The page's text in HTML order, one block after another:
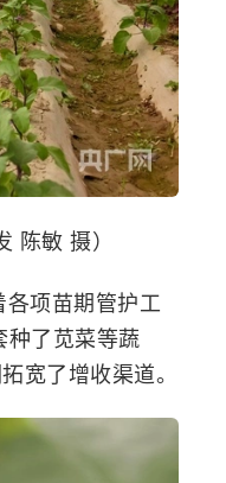
陈敏 摄）
项苗期管护工
种了苋菜等蔬
宽了增收渠道。